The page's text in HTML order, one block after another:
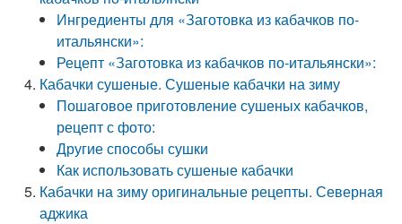
Ингредиенты для «Заготовка из кабачков по-
итальянски»:
Рецепт «Заготовка из кабачков по-итальянски»:
Кабачки сушеные. Сушеные кабачки на зиму
Пошаговое приготовление сушеных кабачков,
рецепт с фото:
Другие способы сушки
Как использовать сушеные кабачки
Кабачки на зиму оригинальные рецепты. Северная
аджика